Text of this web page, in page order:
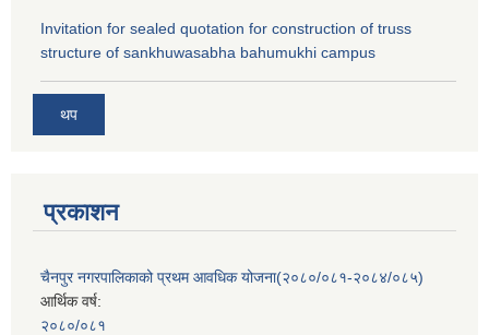
Invitation for sealed quotation for construction of truss
structure of sankhuwasabha bahumukhi campus
थप
प्रकाशन
चैनपुर नगरपालिकाको प्रथम आवधिक योजना(२०८०/०८१-२०८४/०८५)
आर्थिक वर्ष:
२०८०/०८१